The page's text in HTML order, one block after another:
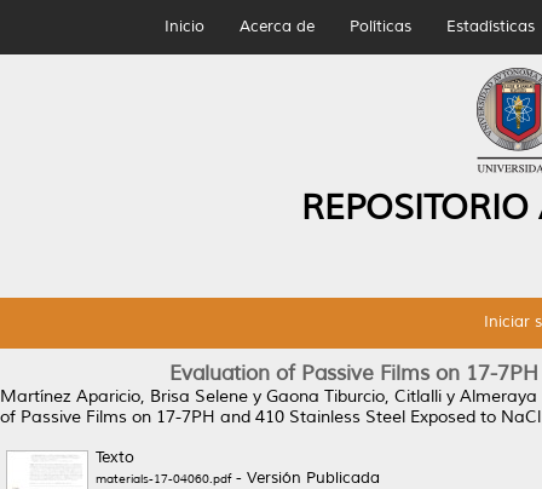
Inicio Acerca de Políticas Estadísticas
Iniciar
Evaluation of Passive Films on 17-
Martínez Aparicio, Brisa Selene y Gaona Tiburcio, Citlalli y Almeraya
of Passive Films on 17-7PH and 410 Stainless Steel Exposed to
Texto
materials-17-04060.pdf- Versión Publicada